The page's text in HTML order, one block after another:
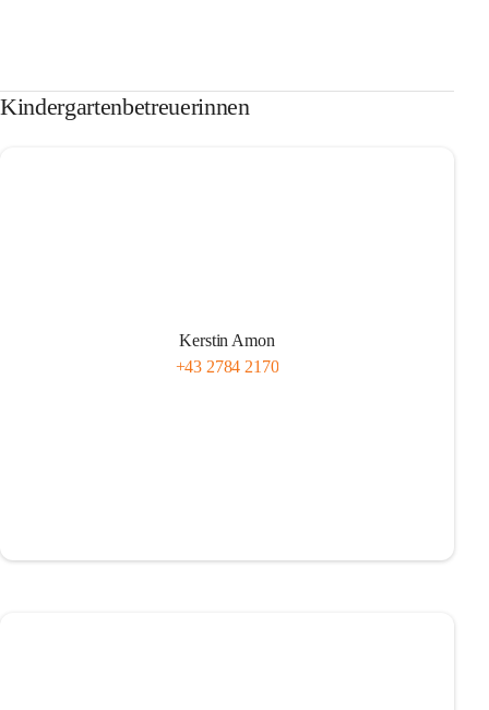
Kindergartenbetreuerinnen
Kerstin Amon
+43 2784 2170